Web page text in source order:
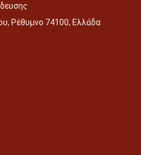
Ρέθυμνο 74100, Ελλάδα